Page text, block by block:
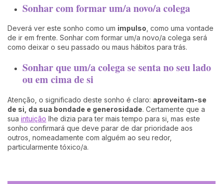
Sonhar com formar um/a novo/a colega
Deverá ver este sonho como um impulso, como uma vontade
de ir em frente. Sonhar com formar um/a novo/a colega será
como deixar o seu passado ou maus hábitos para trás.
Sonhar que um/a colega se senta no seu lado
ou em cima de si
Atenção, o significado deste sonho é claro: aproveitam-se
de si, da sua bondade e generosidade. Certamente que a
sua intuição lhe dizia para ter mais tempo para si, mas este
sonho confirmará que deve parar de dar prioridade aos
outros, nomeadamente com alguém ao seu redor,
particularmente tóxico/a.